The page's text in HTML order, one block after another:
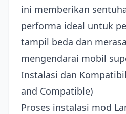
ini memberikan
performa ideal untuk
tampil beda dan
mengendarai mobil
Instalasi dan
and Compatible)
Proses instalasi mod